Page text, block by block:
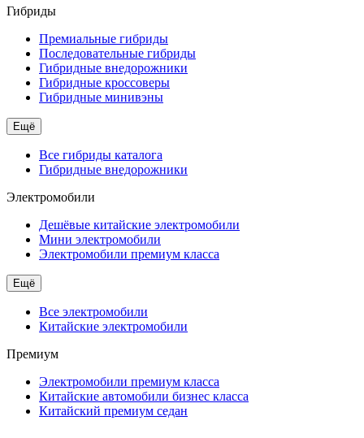
Гибриды
Премиальные гибриды
Последовательные гибриды
Гибридные внедорожники
Гибридные кроссоверы
Гибридные минивэны
Ещё
Все гибриды каталога
Гибридные внедорожники
Электромобили
Дешёвые китайские электромобили
Мини электромобили
Электромобили премиум класса
Ещё
Все электромобили
Китайские электромобили
Премиум
Электромобили премиум класса
Китайские автомобили бизнес класса
Китайский премиум седан